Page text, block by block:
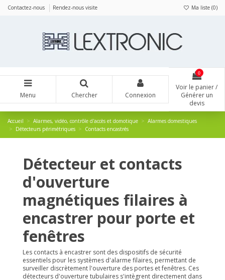
Contactez-nous Rendez-nous visite Ma liste (0)
Menu Chercher Connexion
0
Voir le panier /
Générer un
devis
Accueil Alarmes, vidéo, contrôle d'accès et domotique
Alarmes domestiques
Détecteurs périmétriques
Contacts encastrés
Détecteur et contacts
d'ouverture
magnétiques filaires à
encastrer pour porte et
fenêtres
Les contacts à encastrer sont des dispositifs de sécurité
essentiels pour les systèmes d'alarme filaires, permettant de
surveiller discrètement l'ouverture des portes et fenêtres. Ces
détecteurs d'ouverture tubulaires s'intègrent directement dans
Panneau de gestion des cookies